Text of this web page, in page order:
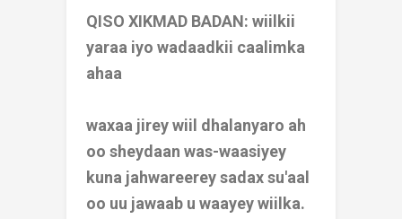
QISO XIKMAD BADAN: wiilkii
yaraa iyo wadaadkii caalimka
ahaa
waxaa jirey wiil dhalanyaro ah
oo sheydaan was-waasiyey
kuna jahwareerey sadax su'aal
oo uu jawaab u waayey wiilka.